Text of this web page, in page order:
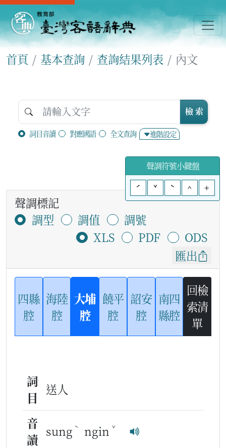
首頁 基本查詢 查詢結果列表 內文
詞目音讀 對應國語 全文查詢 進階設定
檢 索
聲調符號小鍵盤
ˊ
ˇ ˋ ^ +
聲調標記
調型
調值
調號
XLS
PDF
ODS
匯出
四縣
腔
海陸
腔
大埔
腔
饒平
腔
詔安
腔
南四
縣腔
回檢
索清
單
詞
目
送人
音
讀
sung ˋ ngin ˇ